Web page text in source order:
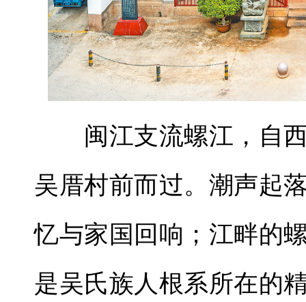
闽江支流螺江，自西
吴厝村前而过。潮声起
忆与家国回响；江畔的
是吴氏族人根系所在的